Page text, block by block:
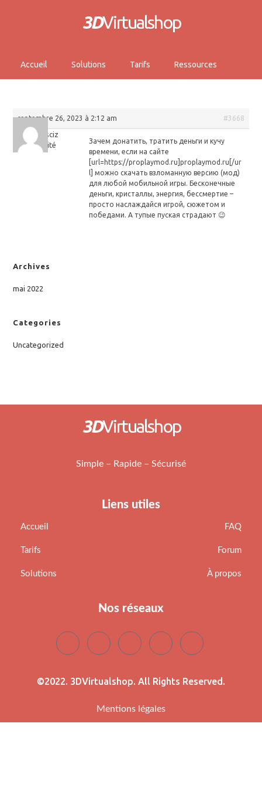
3DVirtualshop
Accueil Solutions Tarifs Ressources
septembre 26, 2023 à 2:12 am #3668
Jamesciz
Invité
Зачем донатить, тратить деньги и кучу
времени, если на сайте
[url=https://proplaymod.ru]proplaymod.ru[/ur
l] можно скачать взломанную версию (мод)
для любой мобильной игры. Бесконечные
деньги, кристаллы, энергия, бессмертие –
просто наслаждайся игрой, сюжетом и
победами. А тупые пуская страдают 😉
Archives
mai 2022
Categories
Uncategorized
3DVirtualshop
Simple – Rapide – Sécurisé
Liens utiles
Accueil
Tarifs
Solutions
FAQ
Forum
À propos
Nos réseaux
©2022. 3DVirtualshop. All Rights Reserved.
Mentions légales